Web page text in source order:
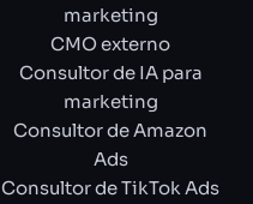
marketing
CMO externo
Consultor de IA para
marketing
Consultor de Amazon
Ads
Consultor de TikTok Ads